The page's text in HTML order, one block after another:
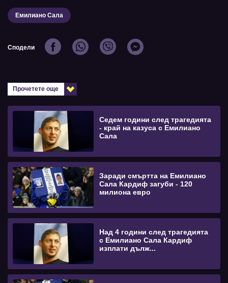
Емилиано Сала
Сподели
Прочетете още
Седем години след трагедията
- край на казуса с Емилиано
Сала
Заради смъртта на Емилиано
Сала Кардиф загуби - 120
милиона евро
Над 4 години след трагедията
с Емилиано Сала Кардиф
изплати дълж...